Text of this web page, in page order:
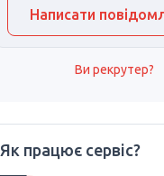
Написати
Ви рекрутер?
Як працює сервіс?